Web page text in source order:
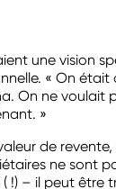
une vision
« On
On ne voulait
»
de
ne sont
!) – il peut être